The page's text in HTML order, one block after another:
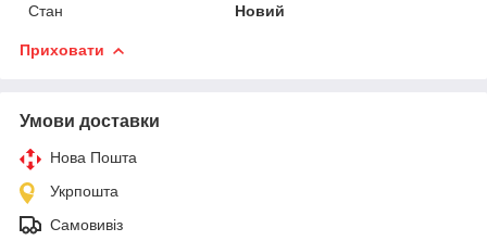
Стан
Новий
Приховати
Умови доставки
Нова Пошта
Укрпошта
Самовивіз